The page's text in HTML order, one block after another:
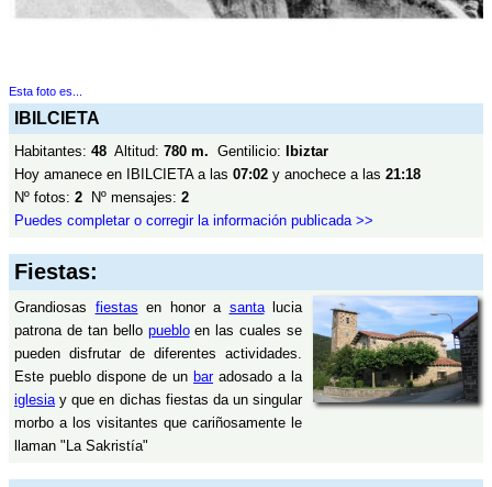
Esta foto es...
IBILCIETA
Habitantes: 48 Altitud: 780 m. Gentilicio:
Ibiztar
Hoy amanece en IBILCIETA a las 07:02 y anochece a las 21:18
Nº fotos: 2 Nº mensajes: 2
Puedes completar o corregir la información publicada >>
Fiestas:
Grandiosas fiestas en honor a santalucia
patrona de tan bello puebloen las cuales se
pueden disfrutar de diferentes actividades.
Este pueblo dispone de un baradosado a la
iglesiay que en dichas fiestas da un singular
morbo a los visitantes que cariñosamente le
llaman "La Sakristía"